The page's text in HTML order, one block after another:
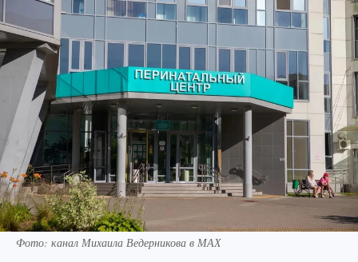
Фото: канал Михаила Ведерникова в МАХ